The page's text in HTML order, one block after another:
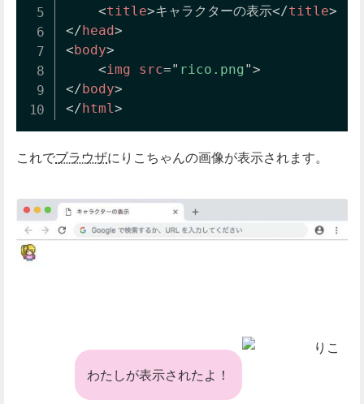
<title>キャラクターの表示</title>
</head>
<body>
<img src=" rico.png ">
</body>
</html>
これでブラウザにりこちゃんの画像が表示されます。
りこ
わたしが表示されたよ！